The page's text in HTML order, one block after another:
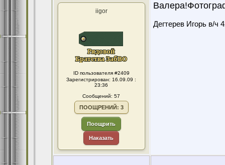
iigor
ID пользователя #2409
Зарегистрирован: 16.09.09 :
23:36
Сообщений: 57
ПООЩРЕНИЙ: 3
Поощрить
Наказать
Дегтерев Игорь в/ч